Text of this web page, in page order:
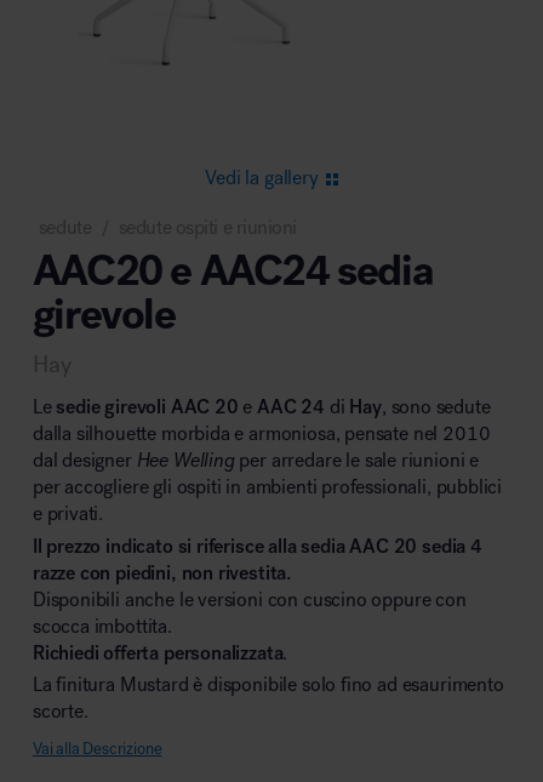
Area lounge e attesa
Area outdoor
Area hospitality
Vedi la gallery
sedute sedute ospiti e riunioni
AAC20 e AAC24 sedia
girevole
Hay
Le sedie girevoli AAC 20 eAAC 24 di Hay, sono sedute
dalla silhouette morbida e armoniosa, pensate nel 2010
dal designer Hee Wellingper arredare le sale riunioni e
per accogliere gli ospiti in ambienti professionali, pubblici
e privati.
Il prezzo indicato si riferisce alla sedia AAC 20 sedia 4
razze con piedini, non rivestita.
Disponibili anche le versioni con cuscino oppure con
scocca imbottita.
Richiedi offerta personalizzata.
La finitura Mustard è disponibile solo fino ad esaurimento
scorte.
Vai alla Descrizione